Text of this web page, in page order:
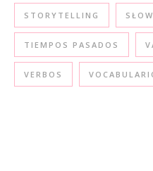
STORYTELLING
TIEMPOS PASADOS
VERBOS